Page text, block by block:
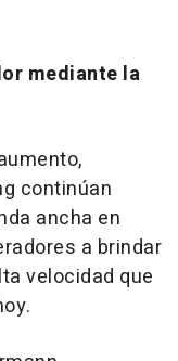
mediante la
continúan
ancha en
a brindar
velocidad que